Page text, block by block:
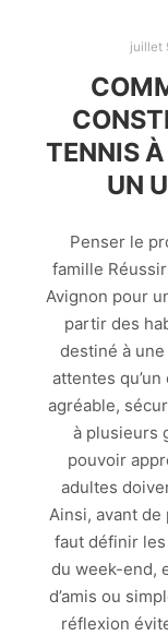
juillet
TENNIS
UN
Penser le
famille
Avignon pour
partir des
destiné à
attentes
agréable,
à plusieurs
pouvoir
adultes
Ainsi, avant
faut définir
du week-end,
d’amis ou
réflexion